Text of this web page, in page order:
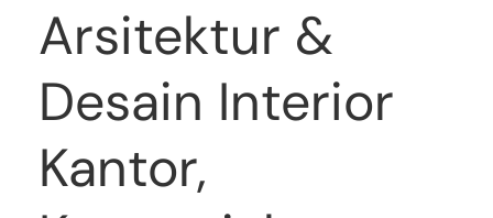
Arsitektur &
Desain Interior
Kantor,